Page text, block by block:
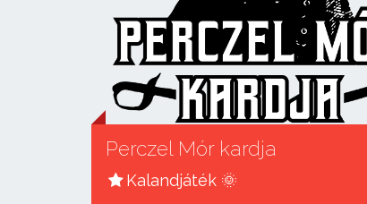
Perczel Mór kardja
Kalandjáték 🌞
📜 Story 🚩 Start